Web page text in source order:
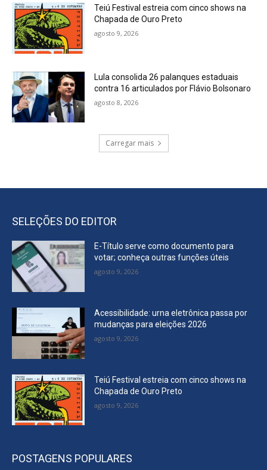
Teiú Festival estreia com cinco shows na
Chapada de Ouro Preto
agosto 9, 2026
Lula consolida 26 palanques estaduais
contra 16 articulados por Flávio Bolsonaro
agosto 8, 2026
Carregar mais
SELEÇÕES DO EDITOR
E-Título serve como documento para
votar; conheça outras funções úteis
agosto 9, 2026
Acessibilidade: urna eletrônica passa por
mudanças para eleições 2026
agosto 9, 2026
Teiú Festival estreia com cinco shows na
Chapada de Ouro Preto
agosto 9, 2026
POSTAGENS POPULARES